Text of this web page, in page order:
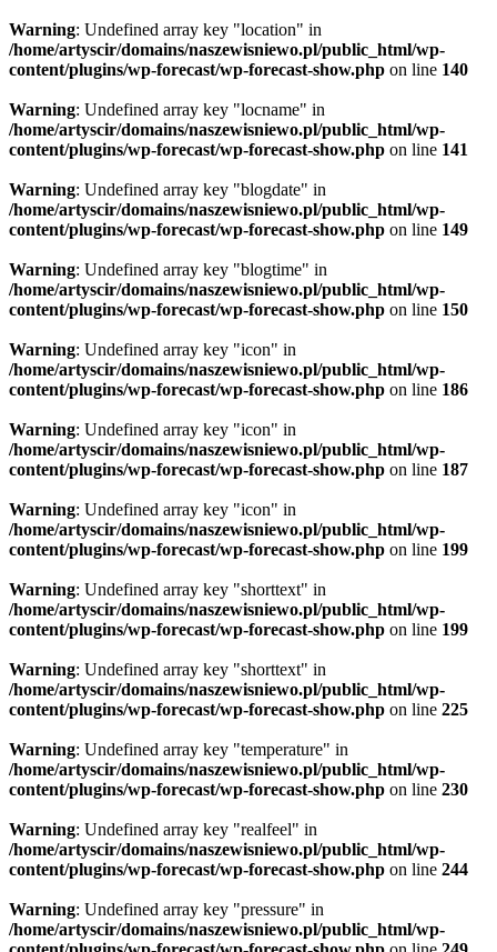
Warning: Undefined array key "location" in
/home/artyscir/domains/naszewisniewo.pl/public_html/wp-
content/plugins/wp-forecast/wp-forecast-show.php on line 140
Warning: Undefined array key "locname" in
/home/artyscir/domains/naszewisniewo.pl/public_html/wp-
content/plugins/wp-forecast/wp-forecast-show.php on line 141
Warning: Undefined array key "blogdate" in
/home/artyscir/domains/naszewisniewo.pl/public_html/wp-
content/plugins/wp-forecast/wp-forecast-show.php on line 149
Warning: Undefined array key "blogtime" in
/home/artyscir/domains/naszewisniewo.pl/public_html/wp-
content/plugins/wp-forecast/wp-forecast-show.php on line 150
Warning: Undefined array key "icon" in
/home/artyscir/domains/naszewisniewo.pl/public_html/wp-
content/plugins/wp-forecast/wp-forecast-show.php on line 186
Warning: Undefined array key "icon" in
/home/artyscir/domains/naszewisniewo.pl/public_html/wp-
content/plugins/wp-forecast/wp-forecast-show.php on line 187
Warning: Undefined array key "icon" in
/home/artyscir/domains/naszewisniewo.pl/public_html/wp-
content/plugins/wp-forecast/wp-forecast-show.php on line 199
Warning: Undefined array key "shorttext" in
/home/artyscir/domains/naszewisniewo.pl/public_html/wp-
content/plugins/wp-forecast/wp-forecast-show.php on line 199
Warning: Undefined array key "shorttext" in
/home/artyscir/domains/naszewisniewo.pl/public_html/wp-
content/plugins/wp-forecast/wp-forecast-show.php on line 225
Warning: Undefined array key "temperature" in
/home/artyscir/domains/naszewisniewo.pl/public_html/wp-
content/plugins/wp-forecast/wp-forecast-show.php on line 230
Warning: Undefined array key "realfeel" in
/home/artyscir/domains/naszewisniewo.pl/public_html/wp-
content/plugins/wp-forecast/wp-forecast-show.php on line 244
Warning: Undefined array key "pressure" in
/home/artyscir/domains/naszewisniewo.pl/public_html/wp-